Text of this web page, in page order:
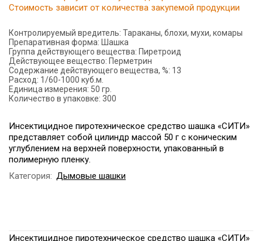
Стоимость зависит от количества закупемой продукции
Контролируемый вредитель: Тараканы, блохи, мухи, комары
Препаративная форма: Шашка
Группа действующего вещества: Пиретроид
Действующее вещество: Перметрин
Содержание действующего вещества, %: 13
Расход: 1/60-1000 куб.м.
Единица измерения: 50 гр.
Количество в упаковке: 300
Инсектицидное пиротехническое средство шашка «СИТИ»
представляет собой цилиндр массой 50 г с коническим
углублением на верхней поверхности, упакованный в
полимерную пленку.
Категория: Дымовые шашки
Инсектицидное пиротехническое средство шашка «СИТИ»